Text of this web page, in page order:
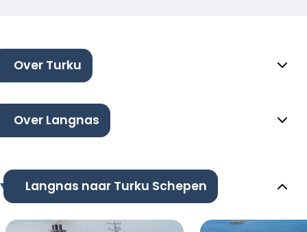
Over Turku
Over Langnas
Langnas naar Turku Schepen